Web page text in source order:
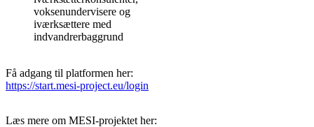
voksenundervisere og
iværksættere med
indvandrerbaggrund
Få adgang til platformen her:
https://start.mesi-project.eu/login
Læs mere om MESI-projektet her: